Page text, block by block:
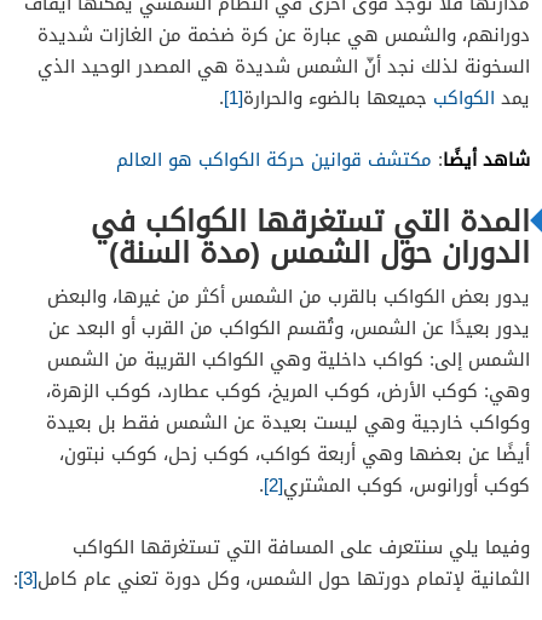
دورانهم، والشمس هي عبارة عن كرة ضخمة من الغازات شديدة
السخونة لذلك نجد أنّ الشمس شديدة هي المصدر الوحيد الذي
يمد الكواكب جميعها بالضوء والحرارة[1]
.
شاهد أيضًا: مكتشف قوانين حركة الكواكب هو العالم
المدة التي تستغرقها الكواكب في
الدوران حول الشمس (مدة السنة)
يدور بعض الكواكب بالقرب من الشمس أكثر من غيرها، والبعض
يدور بعيدًا عن الشمس، وتُقسم الكواكب من القرب أو البعد عن
الشمس إلى: كواكب داخلية وهي الكواكب القريبة من الشمس
وهي: كوكب الأرض، كوكب المريخ، كوكب عطارد، كوكب الزهرة،
وكواكب خارجية وهي ليست بعيدة عن الشمس فقط بل بعيدة
أيضًا عن بعضها وهي أربعة كواكب، كوكب زحل، كوكب نبتون،
كوكب أورانوس، كوكب المشتري[2]
.
وفيما يلي سنتعرف على المسافة التي تستغرقها الكواكب
الثمانية لإتمام دورتها حول الشمس، وكل دورة تعني عام كامل[3]
: